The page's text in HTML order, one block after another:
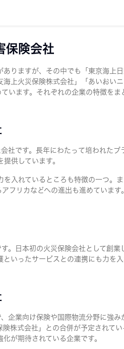
保険会社
りますが、その中でも「東京海上
上火災保険株式会社」「あいおい
います。それぞれの企業の特徴をま
社です。長年にわたって培われたブ
供しています。
入れているところも特徴の一つ。
フリカなどへの進出も進めています。
。日本初の火災保険会社として創業
いったサービスとの連携にも力を入
企業向け保険や国際物流分野に強み
株式会社」との合併が予定されて
が期待されている企業です。